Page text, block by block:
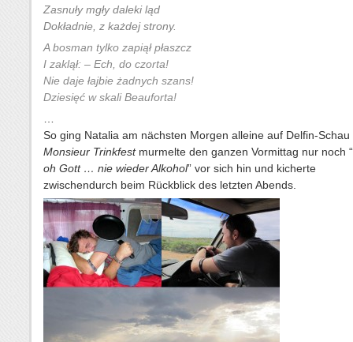
Zasnuły mgły daleki ląd
Dokładnie, z każdej strony.
A bosman tylko zapiął płaszcz
I zaklął: – Ech, do czorta!
Nie daje łajbie żadnych szans!
Dziesięć w skali Beauforta!
So ging Natalia am nächsten Morgen alleine auf Delfin-Schau
Monsieur Trinkfestmurmelte den ganzen Vormittag nur noch “
oh Gott … nie wieder Alkohol” vor sich hin und kicherte
zwischendurch beim Rückblick des letzten Abends.